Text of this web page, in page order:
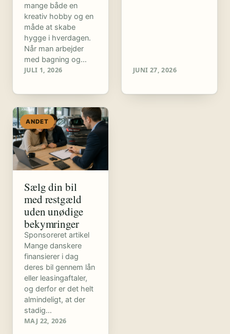
mange både en
kreativ hobby og en
måde at skabe
hygge i hverdagen.
Når man arbejder
med bagning og…
JULI 1, 2026 JUNI 27, 2026
ANDET
Sælg din bil
med restgæld
uden unødige
bekymringer
Sponsoreret artikel
Mange danskere
finansierer i dag
deres bil gennem lån
eller leasingaftaler,
og derfor er det helt
almindeligt, at der
stadig…
MAJ 22, 2026